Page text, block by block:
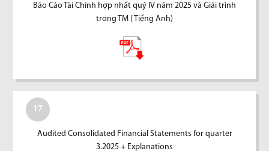
Báo Cáo Tài Chính hợp nhất quý IV năm 2025 và Giải trình
trong TM ( Tiếng Anh)
17
Audited Consolidated Financial Statements for quarter
3.2025 + Explanations